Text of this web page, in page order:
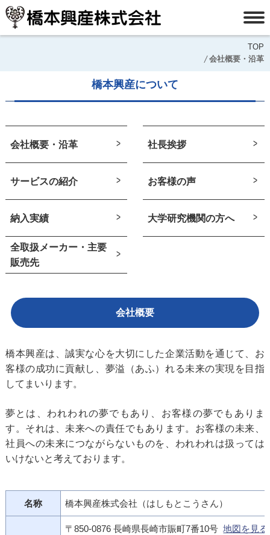
TOP
会社概要・沿革
橋本興産について
会社概要・沿革 社長挨拶
サービスの紹介 お客様の声
納入実績 大学研究機関の方へ
全取扱メーカー・主要
販売先
会社概要
橋本興産は、誠実な心を大切にした企業活動を通じて、お
客様の成功に貢献し、夢溢（あふ）れる未来の実現を目指
してまいります。
夢とは、われわれの夢でもあり、お客様の夢でもありま
す。それは、未来への責任でもあります。お客様の未来、
社員への未来につながらないものを、われわれは扱っては
いけないと考えております。
名称 橋本興産株式会社（はしもとこうさん）
〒850-0876 長崎県長崎市賑町7番10号地図を見る